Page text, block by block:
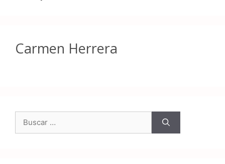
Carmen Herrera